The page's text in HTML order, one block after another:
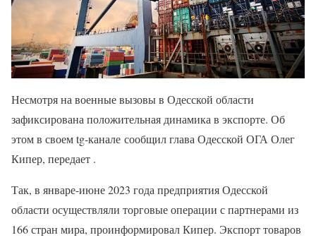
Несмотря на военные вызовы в Одесской области
зафиксирована положительная динамика в экспорте. Об
этом в своем tg-канале сообщил глава Одесской ОГА Олег
Кипер, передает .
Так, в январе-июне 2023 года предприятия Одесской
области осуществляли торговые операции с партнерами из
166 стран мира, проинформировал Кипер. Экспорт товаров